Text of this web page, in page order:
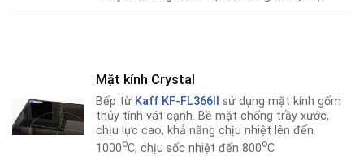
Mặt kính Crystal
Bếp từ Kaff KF-FL366II
sử dụng mặt kính gốm
thủy tính vát cạnh. Bề mặt chống trầy xước,
chịu lực cao, khả năng chịu nhiệt lên đến
1000oC, chịu sốc nhiệt đến 800oC